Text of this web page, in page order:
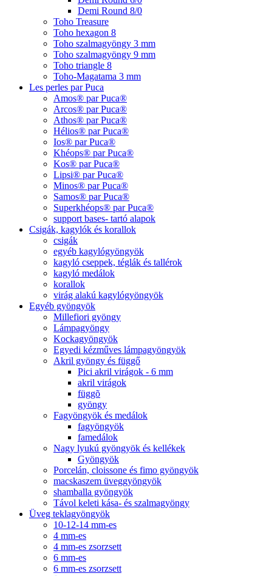
Demi Round 8/0
Toho Treasure
Toho hexagon 8
Toho szalmagyöngy 3 mm
Toho szalmagyöngy 9 mm
Toho triangle 8
Toho-Magatama 3 mm
Les perles par Puca
Amos® par Puca®
Arcos® par Puca®
Athos® par Puca®
Hélios® par Puca®
Ios® par Puca®
Khéops® par Puca®
Kos® par Puca®
Lipsi® par Puca®
Minos® par Puca®
Samos® par Puca®
Superkhéops® par Puca®
support bases- tartó alapok
Csigák, kagylók és korallok
csigák
egyéb kagylógyöngyök
kagyló cseppek, téglák és tallérok
kagyló medálok
korallok
virág alakú kagylógyöngyök
Egyéb gyöngyök
Millefiori gyöngy
Lámpagyöngy
Kockagyöngyök
Egyedi kézműves lámpagyöngyök
Akril gyöngy és függő
Pici akril virágok - 6 mm
akril virágok
függõ
gyöngy
Fagyöngyök és medálok
fagyöngyök
famedálok
Nagy lyukú gyöngyök és kellékek
Gyöngyök
Porcelán, cloissone és fimo gyöngyök
macskaszem üveggyöngyök
shamballa gyöngyök
Távol keleti kása- és szalmagyöngy
Üveg teklagyöngyök
10-12-14 mm-es
4 mm-es
4 mm-es zsorzsett
6 mm-es
6 mm-es zsorzsett